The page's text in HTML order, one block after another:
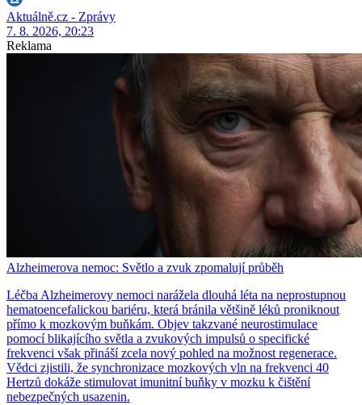
Aktuálně.cz - Zprávy
7. 8. 2026, 20:23
Reklama
Alzheimerova nemoc: Světlo a zvuk zpomalují průběh
Léčba Alzheimerovy nemoci narážela dlouhá léta na neprostupnou
hematoencefalickou bariéru, která bránila většině léků proniknout
přímo k mozkovým buňkám. Objev takzvané neurostimulace
pomocí blikajícího světla a zvukových impulsů o specifické
frekvenci však přináší zcela nový pohled na možnost regenerace.
Vědci zjistili, že synchronizace mozkových vln na frekvenci 40
Hertzů dokáže stimulovat imunitní buňky v mozku k čištění
nebezpečných usazenin.